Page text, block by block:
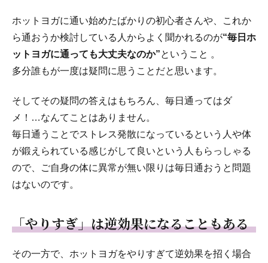
ホットヨガに通い始めたばかりの初心者さんや、これか
ら通おうか検討している人からよく聞かれるのが“毎日ホ
ットヨガに通っても大丈夫なのか”ということ 。
多分誰もが一度は疑問に思うことだと思います。
そしてその疑問の答えはもちろん、毎日通ってはダ
メ！…なんてことはありません。
毎日通うことでストレス発散になっているという人や体
が鍛えられている感じがして良いという人もらっしゃる
ので、ご自身の体に異常が無い限りは毎日通おうと問題
はないのです。
「やりすぎ」は逆効果になることもある
その一方で、ホットヨガをやりすぎて逆効果を招く場合